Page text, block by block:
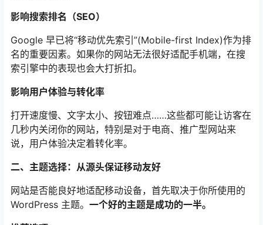
影响搜索排名（SEO）
Google 早已将“移动优先索引”(Mobile-first Index)作为排
名的重要因素。如果你的网站无法很好适配手机端，在搜
索引擎中的表现也会大打折扣。
影响用户体验与转化率
打开速度慢、文字太小、按钮难点……这些都可能让访客在
几秒内关闭你的网站，特别是对于电商、推广型网站来
说，用户体验决定着转化率。
二、主题选择：从源头保证移动友好
网站是否能良好地适配移动设备，首先取决于你所使用的
WordPress 主题。 一个好的主题是成功的一半。